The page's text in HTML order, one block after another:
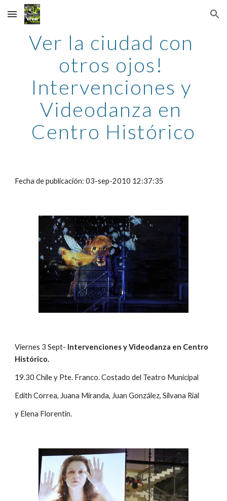
Skip to main content Skip to navigation
Ver la ciudad con
otros ojos!
Intervenciones y
Videodanza en
Centro Histórico
Fecha de publicación: 03-sep-2010 12:37:35
Viernes 3 Sept- Intervenciones y Videodanza en Centro
Histórico.
19.30 Chile y Pte. Franco. Costado del Teatro Municipal
Edith Correa, Juana Miranda, Juan González, Silvana Rial
y Elena Florentín.